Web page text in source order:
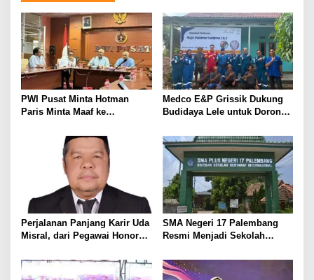
i
p
o
s
PWI Pusat Minta Hotman
Paris Minta Maaf ke
Pers Harus Dihormati
Medco E&P Grissik Dukung
Budidaya Lele untuk Dorong
Masyarakat
Perjalanan Panjang Karir Uda
Misral, dari Pegawai Honorer
Karir Jabatan Struktural
Eselon III
SMA Negeri 17 Palembang
Resmi Menjadi Sekolah